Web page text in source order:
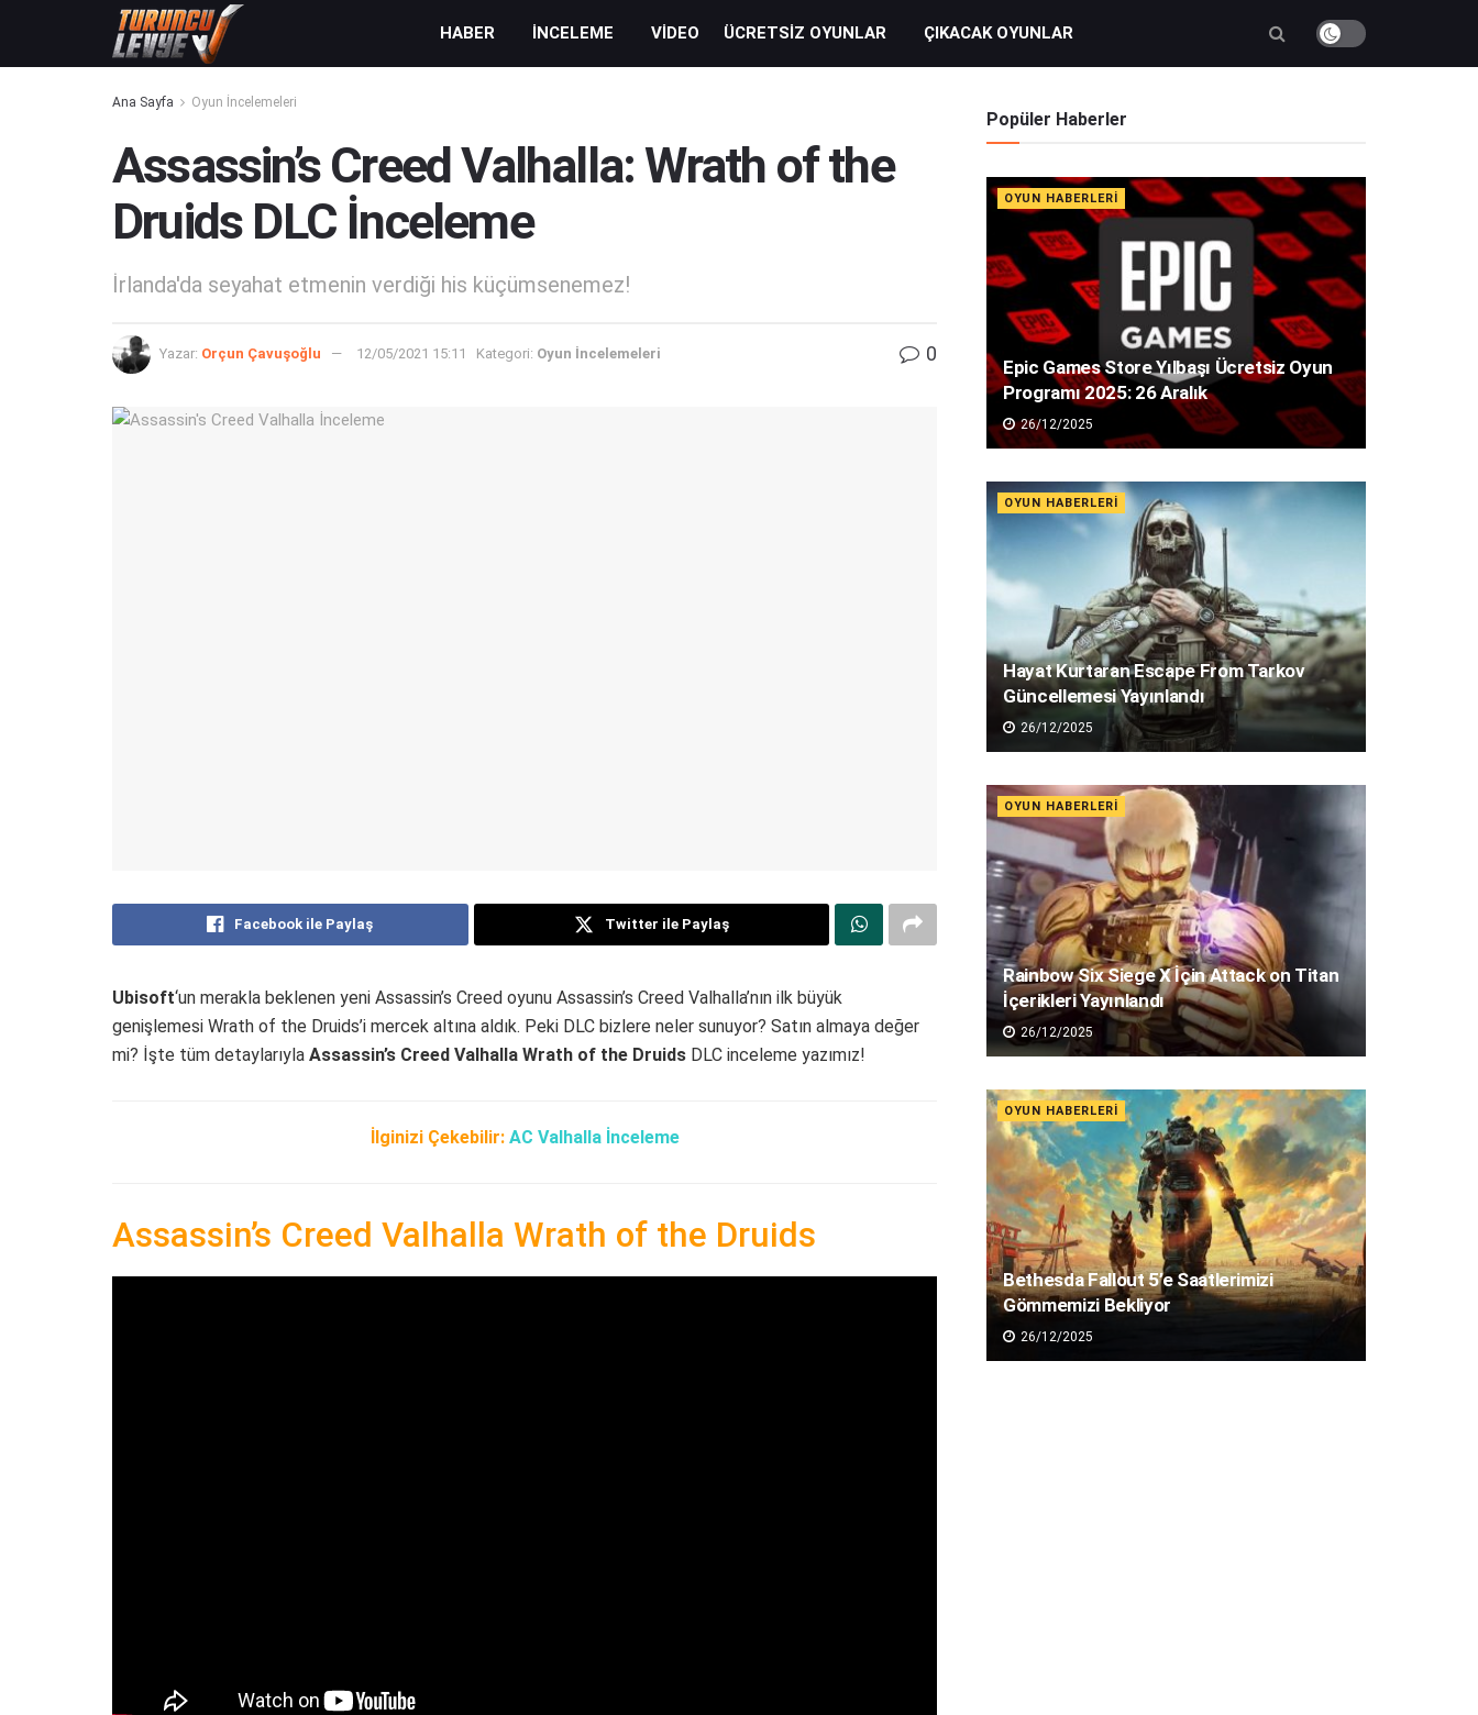
HABER İNCELEME VIDEO ÜCRETSIZ OYUNLAR ÇIKACAK OYUNLAR
Ana Sayfa Oyun İncelemeleri
Assassin’s Creed Valhalla: Wrath of the
Druids DLC İnceleme
İrlanda'da seyahat etmenin verdiği his küçümsenemez!
Yazar: Orçun Çavuşoğlu 12/05/2021 15:11 Kategori: Oyun İncelemeleri 0
Facebook ile Paylaş Twitter ile Paylaş
Ubisoft‘un merakla beklenen yeni Assassin’s Creed oyunu Assassin’s Creed Valhalla’nın ilk büyük
genişlemesi Wrath of the Druids’i mercek altına aldık. Peki DLC bizlere neler sunuyor? Satın almaya değer
mi? İşte tüm detaylarıyla Assassin’s Creed Valhalla Wrath of the Druids DLC inceleme yazımız!
İlginizi Çekebilir: AC Valhalla İnceleme
Assassin’s Creed Valhalla Wrath of the Druids
Popüler Haberler
OYUN HABERLERI
Epic Games Store Yılbaşı Ücretsiz Oyun
Programı 2025: 26 Aralık
26/12/2025
OYUN HABERLERI
Hayat Kurtaran Escape From Tarkov
Güncellemesi Yayınlandı
26/12/2025
OYUN HABERLERI
Rainbow Six Siege X İçin Attack on Titan
İçerikleri Yayınlandı
26/12/2025
OYUN HABERLERI
Bethesda Fallout 5’e Saatlerimizi
Gömmemizi Bekliyor
26/12/2025